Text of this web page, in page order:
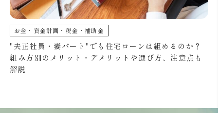
お金・資金計画・税金・補助金
"夫正社員・妻パート"でも住宅ローンは組めるのか？
組み方別のメリット・デメリットや選び方、注意点も
解説